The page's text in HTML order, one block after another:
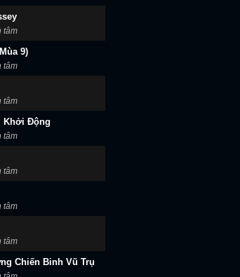
tâm
9)
tâm
tâm
Khởi Động
tâm
tâm
tâm
tâm
Chiến Binh Vũ Trụ